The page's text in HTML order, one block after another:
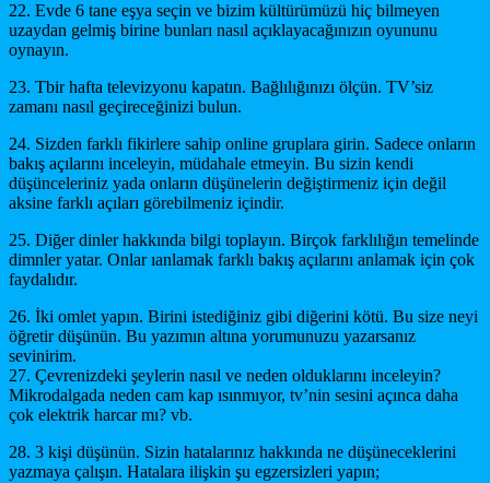
22. Evde 6 tane eşya seçin ve bizim kültürümüzü hiç bilmeyen
uzaydan gelmiş birine bunları nasıl açıklayacağınızın oyununu
oynayın.
23. Tbir hafta televizyonu kapatın. Bağlılığınızı ölçün. TV’siz
zamanı nasıl geçireceğinizi bulun.
24. Sizden farklı fikirlere sahip online gruplara girin. Sadece onların
bakış açılarını inceleyin, müdahale etmeyin. Bu sizin kendi
düşünceleriniz yada onların düşünelerin değiştirmeniz için değil
aksine farklı açıları görebilmeniz içindir.
25. Diğer dinler hakkında bilgi toplayın. Birçok farklılığın temelinde
dimnler yatar. Onlar ıanlamak farklı bakış açılarını anlamak için çok
faydalıdır.
26. İki omlet yapın. Birini istediğiniz gibi diğerini kötü. Bu size neyi
öğretir düşünün. Bu yazımın altına yorumunuzu yazarsanız
sevinirim.
27. Çevrenizdeki şeylerin nasıl ve neden olduklarını inceleyin?
Mikrodalgada neden cam kap ısınmıyor, tv’nin sesini açınca daha
çok elektrik harcar mı? vb.
28. 3 kişi düşünün. Sizin hatalarınız hakkında ne düşüneceklerini
yazmaya çalışın. Hatalara ilişkin şu egzersizleri yapın;